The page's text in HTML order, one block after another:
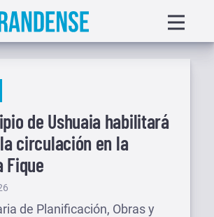
menu
de Ushuaia habilitará
circulación en la
Fique
de Planificación, Obras y